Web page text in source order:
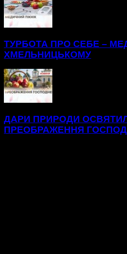
ТУРБОТА ПРО СЕБЕ –
ХМЕЛЬНИЦЬКОМУ
ДАРИ ПРИРОДИ
ПРЕОБРАЖЕННЯ